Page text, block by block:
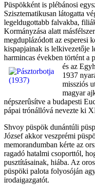
Püspökként is plébánosi
Szisztematikusan látogatta
legeldugottabb falvakba,
Kormányzása alatt
megduplázódott az esperesi
kispapjainak is lelkivezetője
harmincas években történt a
és az
1937
missziós
magyar
népszerûsítve a budapesti
pápai trónállóvá nevezte ki
Shvoy püspök dunántúli
József akkor veszprémi
memorandumban kérte az
ragadó hatalmi csoporttól,
pusztításainak, hiába. Az
püspöki palota folyosóján
irodaigazgatót.